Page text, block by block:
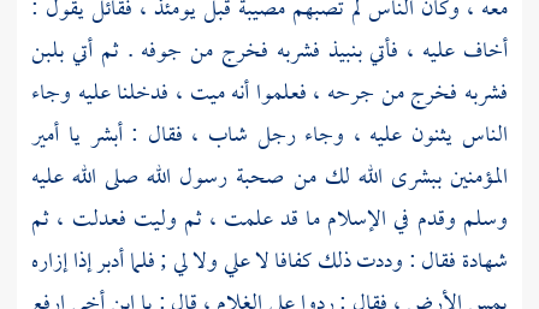
معه ، وكأن الناس لم تصبهم مصيبة قبل يومئذ ، فقائل يقول :
أخاف عليه ، فأتي بنبيذ فشربه فخرج من جوفه . ثم أتي بلبن
فشربه فخرج من جرحه ، فعلموا أنه ميت ، فدخلنا عليه وجاء
الناس يثنون عليه ، وجاء رجل شاب ، فقال : أبشر يا أمير
المؤمنين ببشرى الله لك من صحبة رسول الله صلى الله عليه
وسلم وقدم في الإسلام ما قد علمت ، ثم وليت فعدلت ، ثم
شهادة فقال : وددت ذلك كفافا لا علي ولا لي ; فلما أدبر إذا إزاره